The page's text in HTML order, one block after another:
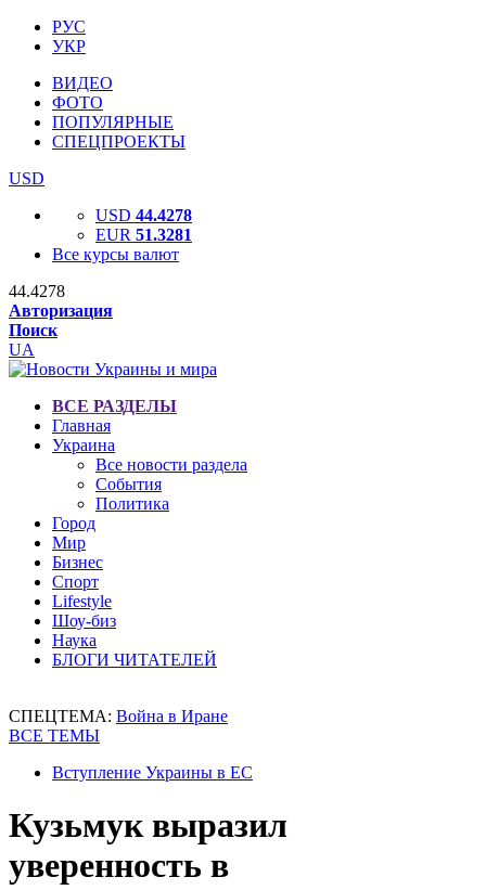
РУС
УКР
ВИДЕО
ФОТО
ПОПУЛЯРНЫЕ
СПЕЦПРОЕКТЫ
USD
USD 44.4278
EUR 51.3281
Все курсы валют
44.4278
Авторизация
Поиск
UA
ВСЕ РАЗДЕЛЫ
Главная
Украина
Все новости раздела
События
Политика
Город
Мир
Бизнес
Спорт
Lifestyle
Шоу-биз
Наука
БЛОГИ ЧИТАТЕЛЕЙ
СПЕЦТЕМА: Война в Иране
ВСЕ ТЕМЫ
Вступление Украины в ЕС
Кузьмук выразил
уверенность в